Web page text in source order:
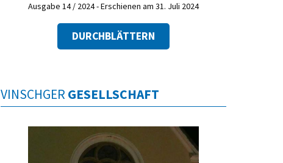
Ausgabe 14 / 2024 - Erschienen am 31. Juli 2024
DURCHBLÄTTERN
VINSCHGER GESELLSCHAFT